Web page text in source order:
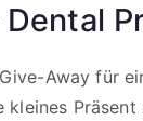
Away für
kleines